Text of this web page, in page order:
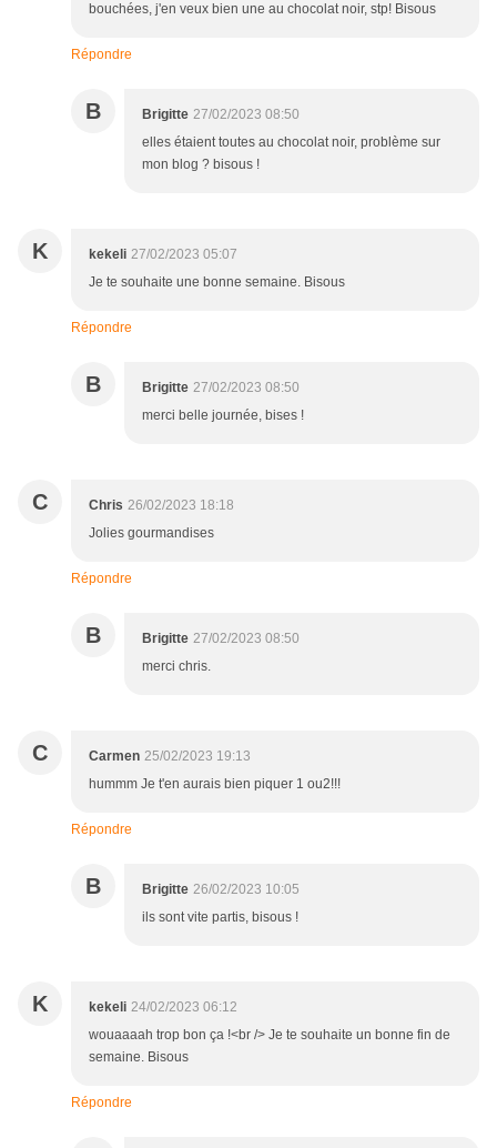
bouchées, j'en veux bien une au chocolat noir, stp! Bisous
Répondre
B Brigitte 27/02/2023 08:50
elles étaient toutes au chocolat noir, problème sur
mon blog ? bisous !
K kekeli 27/02/2023 05:07
Je te souhaite une bonne semaine. Bisous
Répondre
B Brigitte 27/02/2023 08:50
merci belle journée, bises !
C Chris 26/02/2023 18:18
Jolies gourmandises
Répondre
B Brigitte 27/02/2023 08:50
merci chris.
C Carmen 25/02/2023 19:13
hummm Je t'en aurais bien piquer 1 ou2!!!
Répondre
B Brigitte 26/02/2023 10:05
ils sont vite partis, bisous !
K kekeli 24/02/2023 06:12
wouaaaah trop bon ça !<br /> Je te souhaite un bonne fin de
semaine. Bisous
Répondre